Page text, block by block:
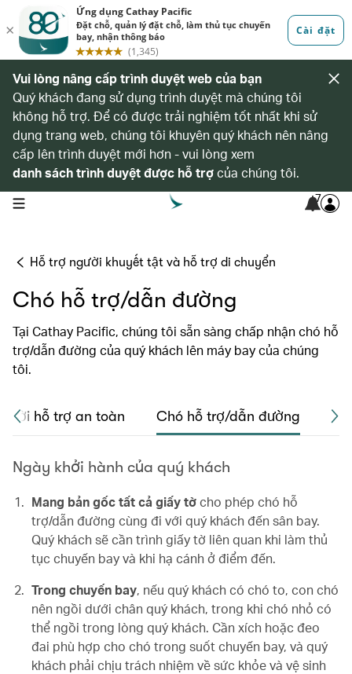
Vui lòng nâng cấp trình duyệt web của bạn
Quý khách đang sử dụng trình duyệt mà chúng tôi
không hỗ trợ. Để có được trải nghiệm tốt nhất khi sử
dụng trang web, chúng tôi khuyên quý khách nên nâng
cấp lên trình duyệt mới hơn - vui lòng xem
danh sách trình duyệt được hỗ trợcủa chúng tôi.
open navigation menu 7
Hỗ trợ người khuyết tật và hỗ trợ di chuyển
Chó hỗ trợ/dẫn đường
Tại Cathay Pacific, chúng tôi sẵn sàng chấp nhận chó hỗ
trợ/dẫn đường của quý khách lên máy bay của chúng
tôi.
hỗ trợ an toàn Chó hỗ trợ/dẫn đường
Ngày khởi hành của quý khách
Mang bản gốc tất cả giấy tờcho phép chó hỗ
trợ/dẫn đường cùng đi với quý khách đến sân bay.
Quý khách sẽ cần trình giấy tờ liên quan khi làm thủ
tục chuyến bay và khi hạ cánh ở điểm đến.
Trong chuyến bay, nếu quý khách có chó to, con chó
nên ngồi dưới chân quý khách, trong khi chó nhỏ có
thể ngồi trong lòng quý khách. Cần xích hoặc đeo
đai phù hợp cho chó trong suốt chuyến bay, và quý
khách phải chịu trách nhiệm về sức khỏe và vệ sinh